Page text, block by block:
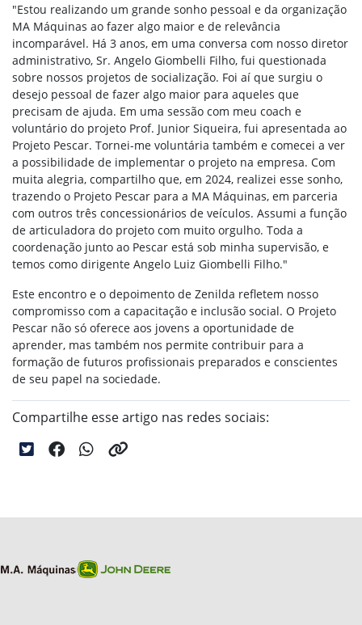
"Estou realizando um grande sonho pessoal e da organização
MA Máquinas ao fazer algo maior e de relevância
incomparável. Há 3 anos, em uma conversa com nosso diretor
administrativo, Sr. Angelo Giombelli Filho, fui questionada
sobre nossos projetos de socialização. Foi aí que surgiu o
desejo pessoal de fazer algo maior para aqueles que
precisam de ajuda. Em uma sessão com meu coach e
voluntário do projeto Prof. Junior Siqueira, fui apresentada ao
Projeto Pescar. Tornei-me voluntária também e comecei a ver
a possibilidade de implementar o projeto na empresa. Com
muita alegria, compartilho que, em 2024, realizei esse sonho,
trazendo o Projeto Pescar para a MA Máquinas, em parceria
com outros três concessionários de veículos. Assumi a função
de articuladora do projeto com muito orgulho. Toda a
coordenação junto ao Pescar está sob minha supervisão, e
temos como dirigente Angelo Luiz Giombelli Filho."
Este encontro e o depoimento de Zenilda refletem nosso
compromisso com a capacitação e inclusão social. O Projeto
Pescar não só oferece aos jovens a oportunidade de
aprender, mas também nos permite contribuir para a
formação de futuros profissionais preparados e conscientes
de seu papel na sociedade.
Compartilhe esse artigo nas redes sociais: